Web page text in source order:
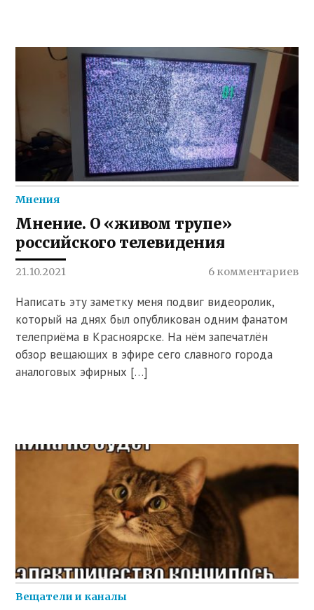
Мнения
Мнение. О «живом трупе»
российского телевидения
21.10.2021 6 комментариев
Написать эту заметку меня подвиг видеоролик,
который на днях был опубликован одним фанатом
телеприёма в Красноярске. На нём запечатлён
обзор вещающих в эфире сего славного города
аналоговых эфирных […]
Вещатели и каналы